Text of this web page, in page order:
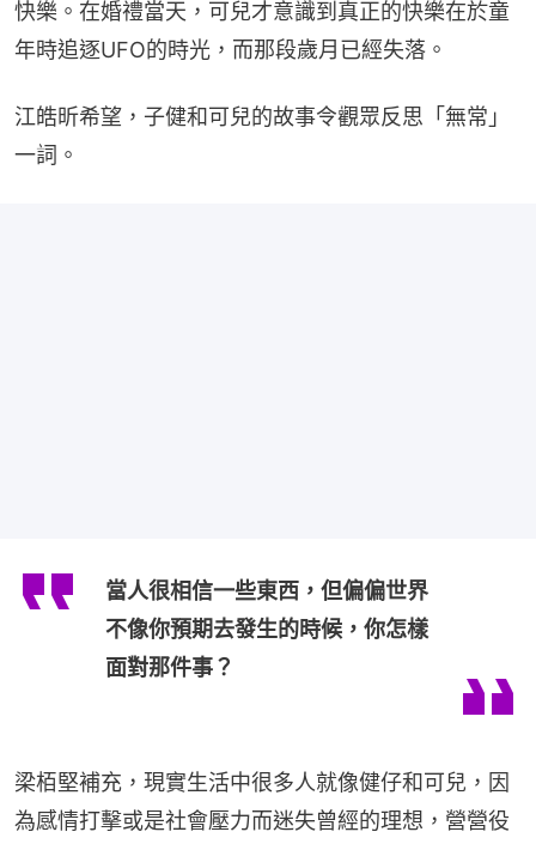
快樂。在婚禮當天，可兒才意識到真正的快樂在於童
年時追逐UFO的時光，而那段歲月已經失落。
江皓昕希望，子健和可兒的故事令觀眾反思「無常」
一詞。
當人很相信一些東西，但偏偏世界
不像你預期去發生的時候，你怎樣
面對那件事？
梁栢堅補充，現實生活中很多人就像健仔和可兒，因
為感情打擊或是社會壓力而迷失曾經的理想，營營役